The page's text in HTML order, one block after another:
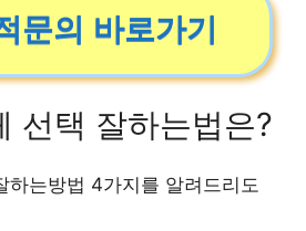
문의 바로가기
선택 잘하는법은?
하는방법 4가지를 알려드리도